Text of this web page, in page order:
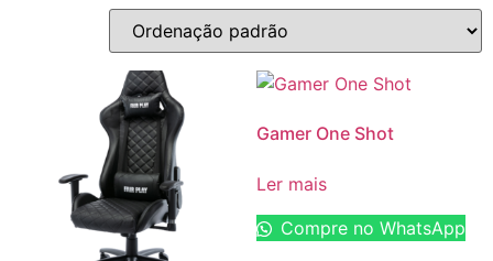
Gamer One Shot
Ler mais
Compre no WhatsApp